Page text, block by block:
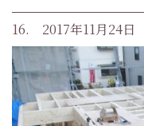
16. 2017年11月24日